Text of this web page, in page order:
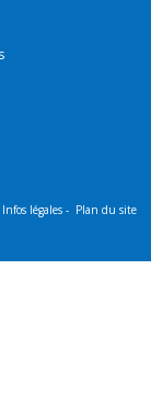
Infos légales- Plan du site